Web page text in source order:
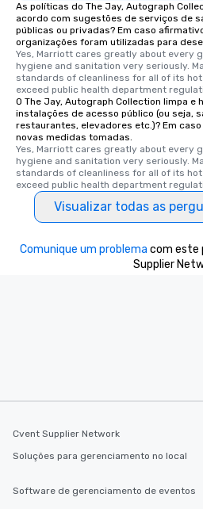
As políticas do The Jay, Autograph
acordo com sugestões de serviços de
públicas ou privadas? Em caso
organizações foram utilizadas para
Yes, Marriott cares greatly about every
hygiene and sanitation very seriously.
standards of cleanliness for all of its
exceed public health department
O The Jay, Autograph Collection limpa e
instalações de acesso público (ou seja,
restaurantes, elevadores etc.)? Em
novas medidas tomadas.
Yes, Marriott cares greatly about every
hygiene and sanitation very seriously.
standards of cleanliness for all of its
exceed public health department
Visualizar todas as
Comunique um problema com este
Supplier
Cvent Supplier Network
Soluções para gerenciamento no local
Software de gerenciamento de eventos